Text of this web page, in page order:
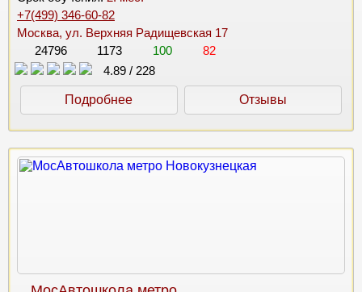
+7(499) 346-60-82
Москва, ул. Верхняя Радищевская 17
24796
1173 100
82
4.89 / 228
Подробнее Отзывы